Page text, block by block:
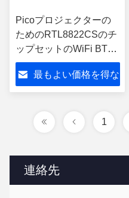
連絡先
Picoプロジェクターの
ためのRTL8822CSのチ
ップセットのWiFi BTモ
ジュール5GHz SDIO
802.11ac
最もよい価格を得な
1